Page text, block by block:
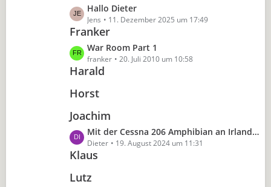
i
t
r
ä
g
e
L
e
t
z
t
e
e
t
r
ä
g
Hallo Dieter
Jens 11. Dezember 2025 um 17:49
Franker
L
e
t
t
B
e
i
t
ä
War Room Part 1
franker 20. Juli 2010 um 10:58
Harald
Horst
Joachim
L
e
t
t
Mit der Cessna 206 Amphibian an Irlands Küste
Dieter 19. August 2024 um 11:31
Klaus
Lutz